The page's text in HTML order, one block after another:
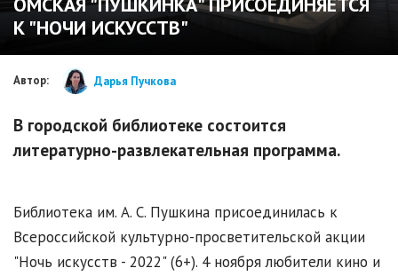
К "НОЧИ ИСКУССТВ"
Автор: Дарья Пучкова
В городской библиотеке состоится
литературно-развлекательная программа.
Библиотека им. А. С. Пушкина присоединилась к
Всероссийской культурно-просветительской акции
"Ночь искусств - 2022" (6+). 4 ноября любители кино и